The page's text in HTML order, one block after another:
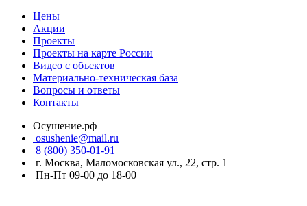
Цены
Акции
Проекты
Проекты на карте России
Видео с объектов
Материально-техническая база
Вопросы и ответы
Контакты
Осушение.рф
osushenie@mail.ru
8 (800) 350-01-91
г. Москва, Маломосковская ул., 22, стр. 1
Пн-Пт 09-00 до 18-00